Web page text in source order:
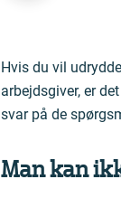
Hvis du vil
arbejdsgiver, er
svar på de
Man kan